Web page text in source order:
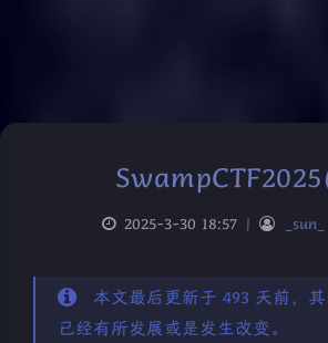
2025-3-30 18:57 | _sun_
本文最后更新于 493 天前，
已经有所发展或是发生改变。